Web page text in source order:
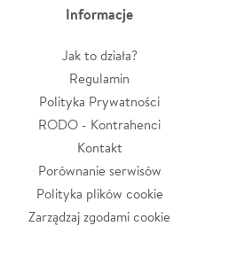
Informacje
Jak to działa?
Regulamin
Polityka Prywatności
RODO - Kontrahenci
Kontakt
Porównanie serwisów
Polityka plików cookie
Zarządzaj zgodami cookie